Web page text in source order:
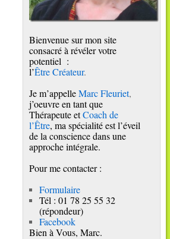
Bienvenue sur mon site
consacré à révéler votre
potentiel :
l’Être Créateur.
Je m’appelleMarc Fleuriet,
j’oeuvre en tant que
Thérapeute etCoach de
l’Être, ma spécialité est l’éveil
de la conscience dans une
approche intégrale.
Pour me contacter :
Formulaire
Tél : 01 78 25 55 32
(répondeur)
Facebook
Bien à Vous, Marc.